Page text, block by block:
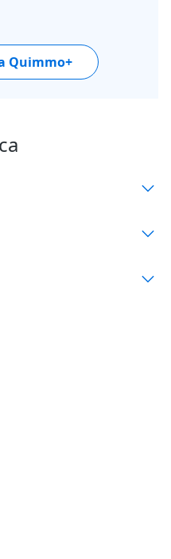
Quimmo+